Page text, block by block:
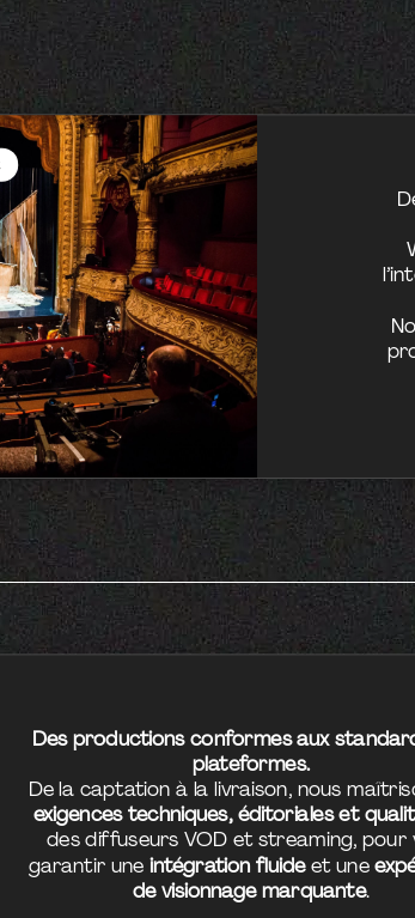
Des productions conformes aux
plateformes.
De la captation à la livraison, nous
exigences techniques, éditoriales et
des diffuseurs VOD et streaming, pour
garantir uneintégration fluideet une
de visionnage marquante.